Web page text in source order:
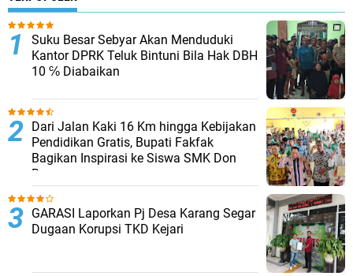
Suku Besar Sebyar Akan Menduduki
Kantor DPRK Teluk Bintuni Bila Hak DBH
10 ℅ Diabaikan
Dari Jalan Kaki 16 Km hingga Kebijakan
Pendidikan Gratis, Bupati Fakfak
Bagikan Inspirasi ke Siswa SMK Don
Bosco
GARASI Laporkan Pj Desa Karang Segar
Dugaan Korupsi TKD Kejari ‎